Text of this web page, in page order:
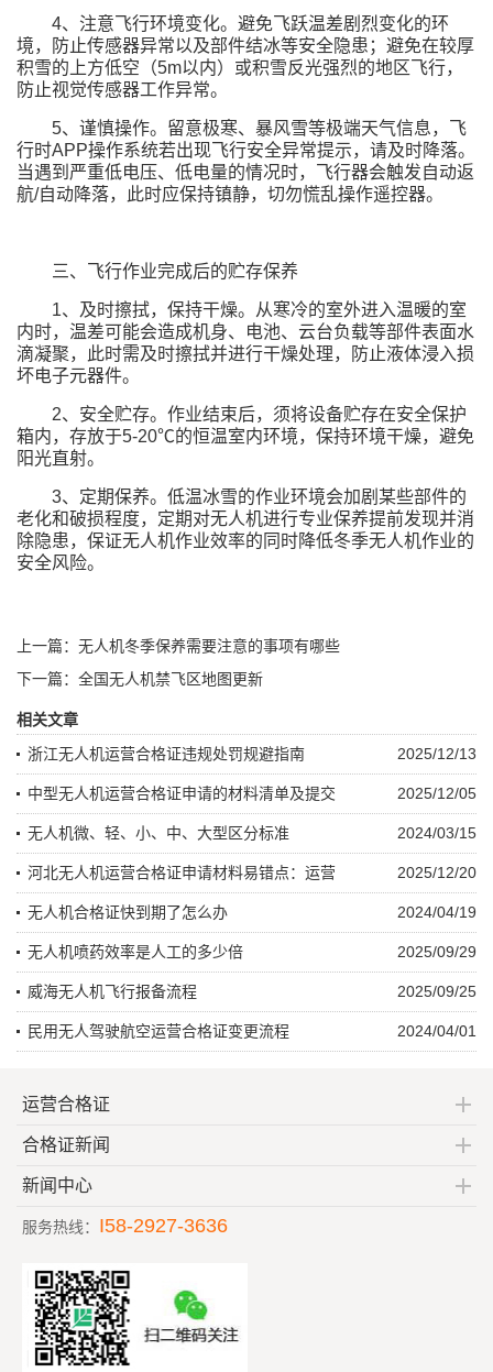
4、注意飞行环境变化。避免飞跃温差剧烈变化的环
境，防止传感器异常以及部件结冰等安全隐患；避免在较厚
积雪的上方低空（5m以内）或积雪反光强烈的地区飞行，
防止视觉传感器工作异常。
5、谨慎操作。留意极寒、暴风雪等极端天气信息，飞
行时APP操作系统若出现飞行安全异常提示，请及时降落。
当遇到严重低电压、低电量的情况时，飞行器会触发自动返
航/自动降落，此时应保持镇静，切勿慌乱操作遥控器。
三、飞行作业完成后的贮存保养
1、及时擦拭，保持干燥。从寒冷的室外进入温暖的室
内时，温差可能会造成机身、电池、云台负载等部件表面水
滴凝聚，此时需及时擦拭并进行干燥处理，防止液体浸入损
坏电子元器件。
2、安全贮存。作业结束后，须将设备贮存在安全保护
箱内，存放于5-20℃的恒温室内环境，保持环境干燥，避免
阳光直射。
3、定期保养。低温冰雪的作业环境会加剧某些部件的
老化和破损程度，定期对无人机进行专业保养提前发现并消
除隐患，保证无人机作业效率的同时降低冬季无人机作业的
安全风险。
上一篇：无人机冬季保养需要注意的事项有哪些
下一篇：全国无人机禁飞区地图更新
相关文章
2025/12/13
浙江无人机运营合格证违规处罚规避指南
2025/12/05
中型无人机运营合格证申请的材料清单及提交
2024/03/15
无人机微、轻、小、中、大型区分标准
2025/12/20
河北无人机运营合格证申请材料易错点：运营
2024/04/19
无人机合格证快到期了怎么办
2025/09/29
无人机喷药效率是人工的多少倍
2025/09/25
威海无人机飞行报备流程
2024/04/01
民用无人驾驶航空运营合格证变更流程
运营合格证
合格证新闻
新闻中心
服务热线： I58-2927-3636